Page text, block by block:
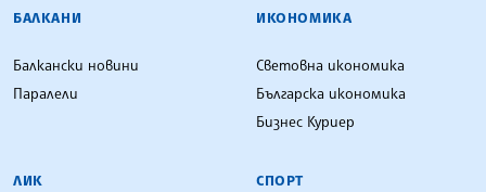
БАЛКАНИ
Балкански новини
Паралели
ИКОНОМИКА
Световна икономика
Българска икономика
Бизнес Куриер
ЛИК СПОРТ